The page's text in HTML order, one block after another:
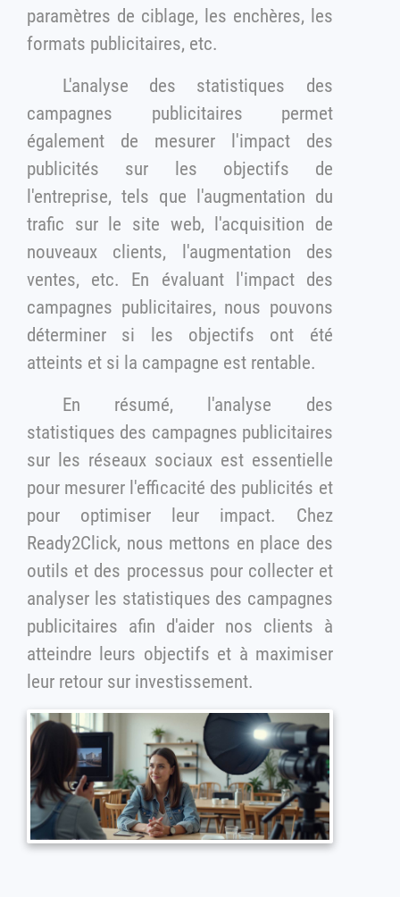
paramètres de ciblage, les enchères, les
formats publicitaires, etc.
L'analyse des statistiques des
campagnes publicitaires permet
également de mesurer l'impact des
publicités sur les objectifs de
l'entreprise, tels que l'augmentation du
trafic sur le site web, l'acquisition de
nouveaux clients, l'augmentation des
ventes, etc. En évaluant l'impact des
campagnes publicitaires, nous pouvons
déterminer si les objectifs ont été
atteints et si la campagne est rentable.
En résumé, l'analyse des
statistiques des campagnes publicitaires
sur les réseaux sociaux est essentielle
pour mesurer l'efficacité des publicités et
pour optimiser leur impact. Chez
Ready2Click, nous mettons en place des
outils et des processus pour collecter et
analyser les statistiques des campagnes
publicitaires afin d'aider nos clients à
atteindre leurs objectifs et à maximiser
leur retour sur investissement.